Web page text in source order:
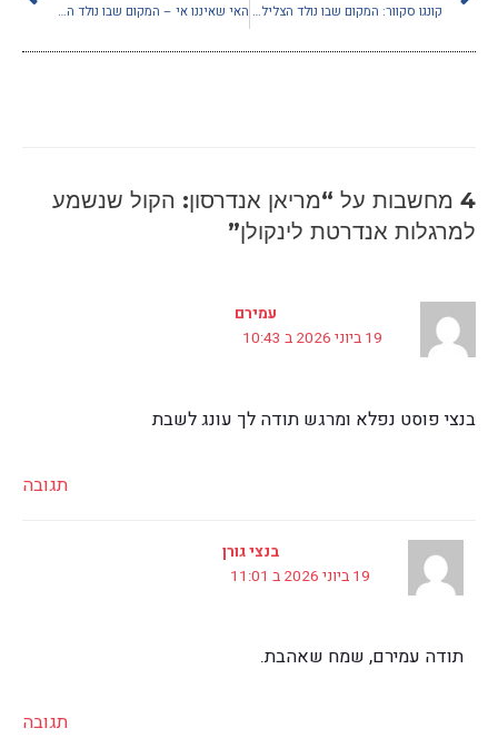
קונגו סקוור: המקום שבו נולד הצליל של ניו אורלינס האי שאיננו אי – המקום שבו נולד הטבסקו
4 מחשבות על “מריאן אנדרסון: הקול שנשמע
למרגלות אנדרטת לינקולן”
עמירם
19 ביוני 2026 ב 10:43
בנצי פוסט נפלא ומרגש תודה לך עונג לשבת
תגובה
בנצי גורן
19 ביוני 2026 ב 11:01
תודה עמירם, שמח שאהבת.
תגובה